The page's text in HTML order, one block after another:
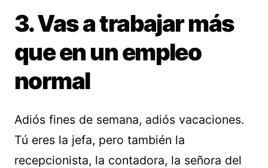
3. Vas a trabajar más
que en un empleo
normal
Adiós fines de semana, adiós vacaciones.
Tú eres la jefa, pero también la
recepcionista, la contadora, la señora del